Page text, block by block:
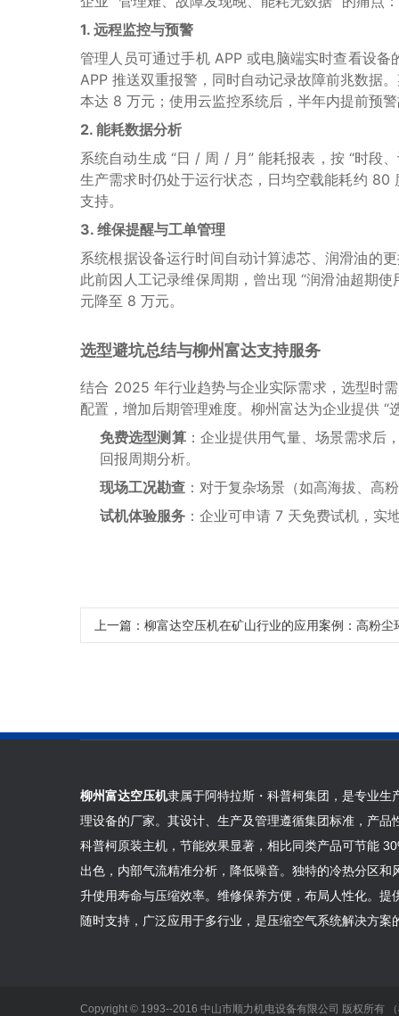
1. 远程监控与预警
管理人员可通过手机 APP 或电脑端实时查看设
APP 推送双重报警，同时自动记录故障前兆数据
本达 8 万元；使用云监控系统后，半年内提前预
2. 能耗数据分析
系统自动生成 “日 / 周 / 月” 能耗报表，按 “时段
生产需求时仍处于运行状态，日均空载能耗约 80
支持。
3. 维保提醒与工单管理
系统根据设备运行时间自动计算滤芯、润滑油的
此前因人工记录维保周期，曾出现 “润滑油超期
元降至 8 万元。
选型避坑总结与柳州富达支持服务
结合 2025 年行业趋势与企业实际需求，选型
配置，增加后期管理难度。柳州富达为企业提供
免费选型测算：企业提供用气量、场景需求后
回报周期分析。
现场工况勘查 ：对于复杂场景（如高海拔、高
试机体验服务 ：企业可申请 7 天免费试机，实
上一篇：柳富达空压机在矿山行业的应用案例：高粉
柳州富达空压机隶属于阿特拉斯・科普柯集团，是专业生
理设备的厂家。其设计、生产及管理遵循集团标准，产品
科普柯原装主机，节能效果显著，相比同类产品可节能
出色，内部气流精准分析，降低噪音。独特的冷热分区和
升使用寿命与压缩效率。维修保养方便，布局人性化。提
随时支持，广泛应用于多行业，是压缩空气系统解决方案
Copyright © 1993--2016 中山市顺力机电设备有限公司 版权所有 （